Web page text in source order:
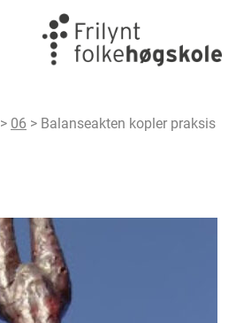
> 06 > Balanseakten kopler praksis